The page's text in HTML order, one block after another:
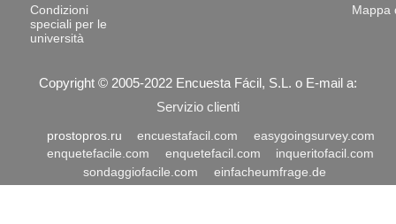
Condizioni
speciali per le
università
Mappa
prostopros.ru encuestafacil.com
easygoingsurvey.com
enquetefacile.com
enquetefacil.com
inqueritofacil.com
sondaggiofacile.com
einfacheumfrage.de
Copyright © 2005-2022 Encuesta Fácil, S.L. o E-mail a:
Servizio clienti